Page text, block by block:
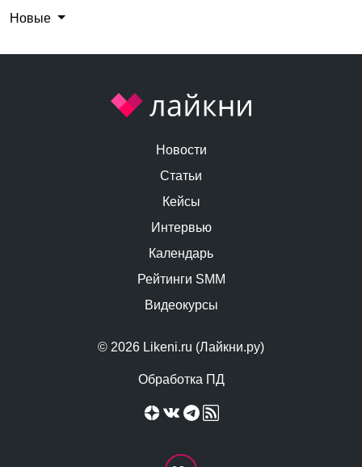
Новые
© 2026 Likeni.ru (Лайкни.ру)
Обработка ПД
Новости
Статьи
Кейсы
Интервью
Календарь
Рейтинги SMM
Видеокурсы